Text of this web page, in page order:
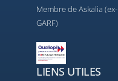
Membre de Askalia (ex-
GARF)
LIENS UTILES